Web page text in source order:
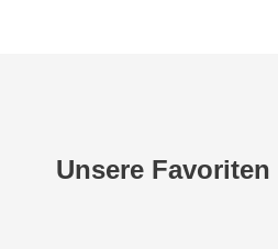
Unsere